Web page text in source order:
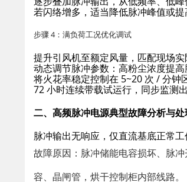
若闪络增多，适当降低脉冲峰值或提
步骤 4：满负荷工况优化调试
提升引风机至额定风量，匹配现场实
动态调节脉冲参数：高粉尘浓度提
将火花率稳定控制在 5~20 次 / 分钟
72 小时连续带载试运行，同步监测
二、高频脉冲电源典型故障分析与处
脉冲输出无响应，仅直流基底正常工
故障原因：脉冲储能电容损坏、脉
容、晶闸管，烘干控制柜内部线路。